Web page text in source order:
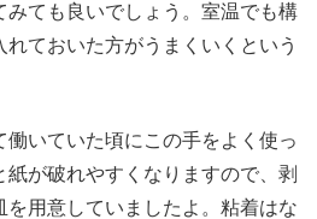
みても良いでしょう。室温でも構
ておいた方がうまくいくという
いていた頃にこの手をよく使っ
が破れやすくなりますので、剥
を用意していましたよ。粘着はな